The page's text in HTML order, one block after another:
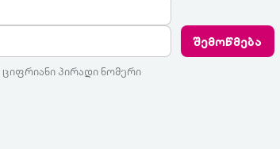
პირადი ნომერი
შემოწმება